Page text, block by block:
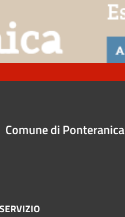
Comune di Ponteranica